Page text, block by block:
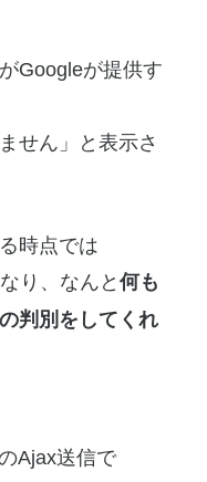
Googleが提供す
せん」と表示さ
時点では
り、なんと何も
判別をしてくれ
Ajax送信で